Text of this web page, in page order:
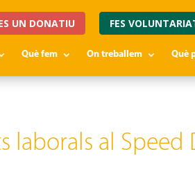
UN DONATIU FES
Què fem On treballem Què
al Speed